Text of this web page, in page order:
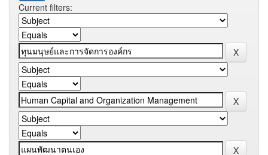
Current filters: